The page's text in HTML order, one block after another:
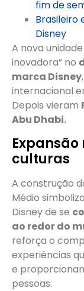
fim de
Brasileiro
Disney
A nova
inovadora” no
marca Disney
internacional
Depois vieram
Abu Dhabi.
culturas
A construção
Médio
Disney de se
ao redor do
reforça o
experiências
e
pessoas.